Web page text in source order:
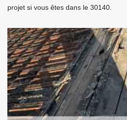
projet si vous êtes dans le 30140.